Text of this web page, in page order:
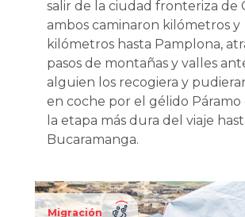
salir de la ciudad fronteriza de
ambos caminaron kilómetros y
kilómetros hasta Pamplona,
pasos de montañas y valles
alguien los recogiera y
en coche por el gélido Páramo
la etapa más dura del viaje
Bucaramanga.
Migración